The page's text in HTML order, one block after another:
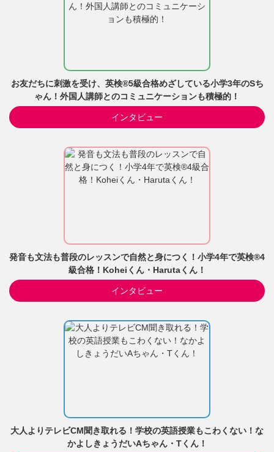
お友だちに刺激を受け、英検®5級合格めざしている小学3年のSち
ゃん！外国人講師とのコミュニケーションも積極的！
インタビュー
発音も文法も普段のレッスンで自然と身につく！小学4年で英検®4
級合格！Koheiくん・Harutaくん！
インタビュー
大人よりテレビCM聞き取れる！学校の英語授業もこわくない！な
かよしきょうだいAちゃん・Tくん！